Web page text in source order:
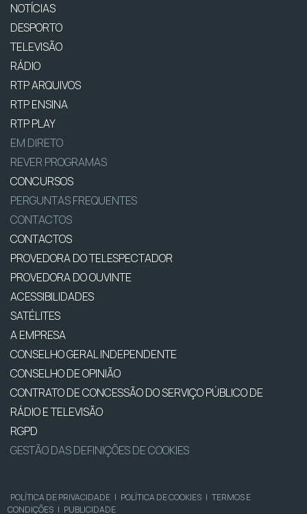
NOTÍCIAS
DESPORTO
TELEVISÃO
RÁDIO
RTP ARQUIVOS
RTP ENSINA
RTP PLAY
EM DIRETO
REVER PROGRAMAS
CONCURSOS
PERGUNTAS FREQUENTES
CONTACTOS
CONTACTOS
PROVEDORA DO TELESPECTADOR
PROVEDORA DO OUVINTE
ACESSIBILIDADES
SATÉLITES
A EMPRESA
CONSELHO GERAL INDEPENDENTE
CONSELHO DE OPINIÃO
CONTRATO DE CONCESSÃO DO SERVIÇO PÚBLICO DE
RÁDIO E TELEVISÃO
RGPD
GESTÃO DAS DEFINIÇÕES DE COOKIES
POLÍTICA DE PRIVACIDADE | POLÍTICA DE COOKIES | TERMOS E
CONDIÇÕES | PUBLICIDADE